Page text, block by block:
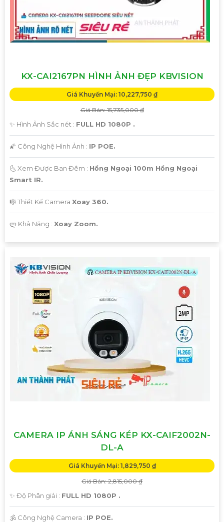
KX-CAI2167PN HÌNH ẢNH ĐẸP KBVISION
Giá Khuyến Mại: 10,227,750 ₫
Giá Bán: 15,735,000 ₫
✨ Hình Ảnh Sắc nét : FULL HD 1080P .
🌠 Công Nghệ Hình Ảnh : IP POE.
🌜 Xem Được Ban Đêm : Hồng Ngoại 100m Hồng Ngoại
Smart IR.
🎼️ Thiết Kế Camera Xoay 360.
️ლ Khả Năng : Xoay Zoom.
CAMERA IP ÁNH SÁNG KÉP KX-CAIF2002N-
DL-A
Giá Khuyến Mại: 1,829,750 ₫
Giá Bán: 2,815,000 ₫
✨ Độ Phân giải : FULL HD 1080P .
🕉️ Công Nghệ Camera : IP POE.